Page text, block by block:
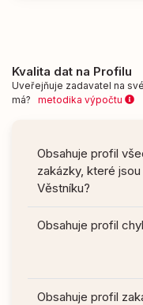
Kvalita dat na Profilu
Uveřejňuje zadavatel na
má? metodika výpočtu
Obsahuje profil
zakázky, které jsou
Věstníku?
Obsahuje profil
Obsahuje profil